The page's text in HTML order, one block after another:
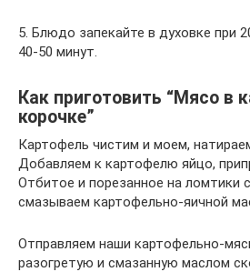
5. Блюдо запекайте в духовке при
40-50 минут.
Как приготовить “Мясо в
корочке”
Картофель чистим и моем,
Добавляем к картофелю яйцо,
Отбитое и порезанное на ломтики
смазываем картофельно-яичной
Отправляем наши картофельно-
разогретую и смазанную маслом